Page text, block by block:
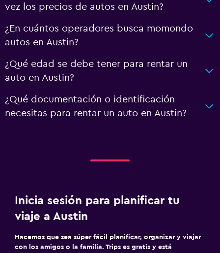
vez los precios de autos en Austin?
¿En cuántos operadores busca momondo
autos en Austin?
¿Qué edad se debe tener para rentar un
auto en Austin?
¿Qué documentación o identificación
necesitas para rentar un auto en Austin?
Inicia sesión para planificar tu
viaje a Austin
Hacemos que sea súper fácil planificar, organizar y viajar
con los amigos o la familia. Trips es gratis y está